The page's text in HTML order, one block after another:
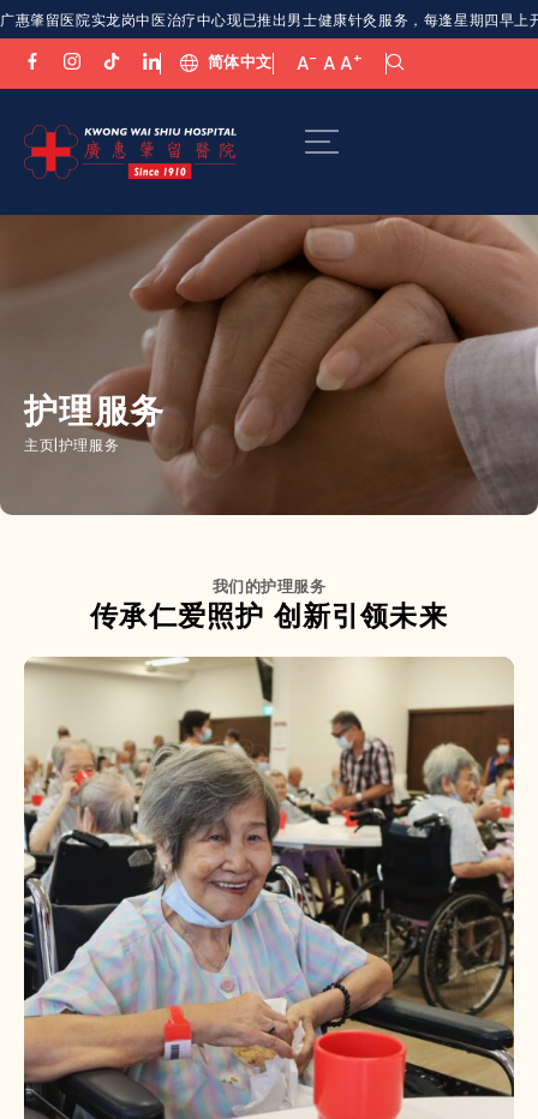
广惠肇留医院实龙岗中医治疗中心现已推出男士健康针灸服务，每逢星期四早
简体中文 A- AA+
护理服务
主页|护理服务
我们的护理服务
传承仁爱照护 创新引领未来